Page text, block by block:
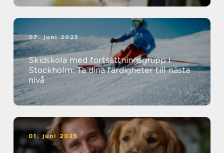
07. juni 2025
Skidskola med fortsättningsgrupp i
Stockholm: Ta dina färdigheter till nästa
nivå
01. juni 2025